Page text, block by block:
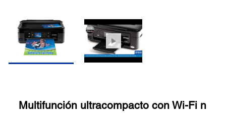
Multifunción ultracompacto con Wi-Fi n